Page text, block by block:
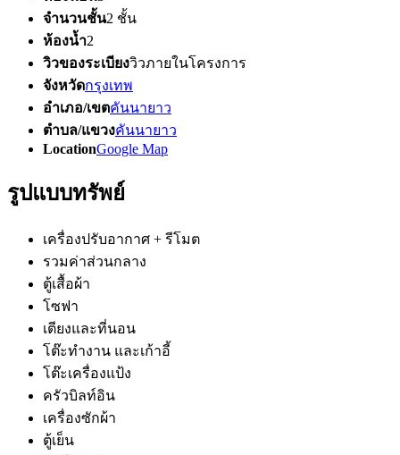
จำนวนชั้น2 ชั้น
ห้องน้ำ2
วิวของระเบียงวิวภายในโครงการ
จังหวัดกรุงเทพ
อำเภอ/เขตคันนายาว
ตำบล/แขวงคันนายาว
LocationGoogle Map
รูปแบบทรัพย์
เครื่องปรับอากาศ + รีโมต
รวมค่าส่วนกลาง
ตู้เสื้อผ้า
โซฟา
เตียงและที่นอน
โต๊ะทำงาน และเก้าอี้
โต๊ะเครื่องแป้ง
ครัวบิลท์อิน
เครื่องซักผ้า
ตู้เย็น